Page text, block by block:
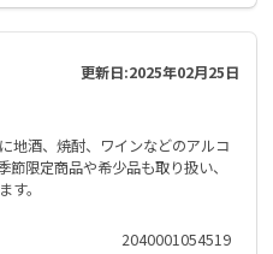
更新日:2025年02月25日
地酒、焼酎、ワインなどのアルコ
限定商品や希少品も取り扱い、
。
2040001054519